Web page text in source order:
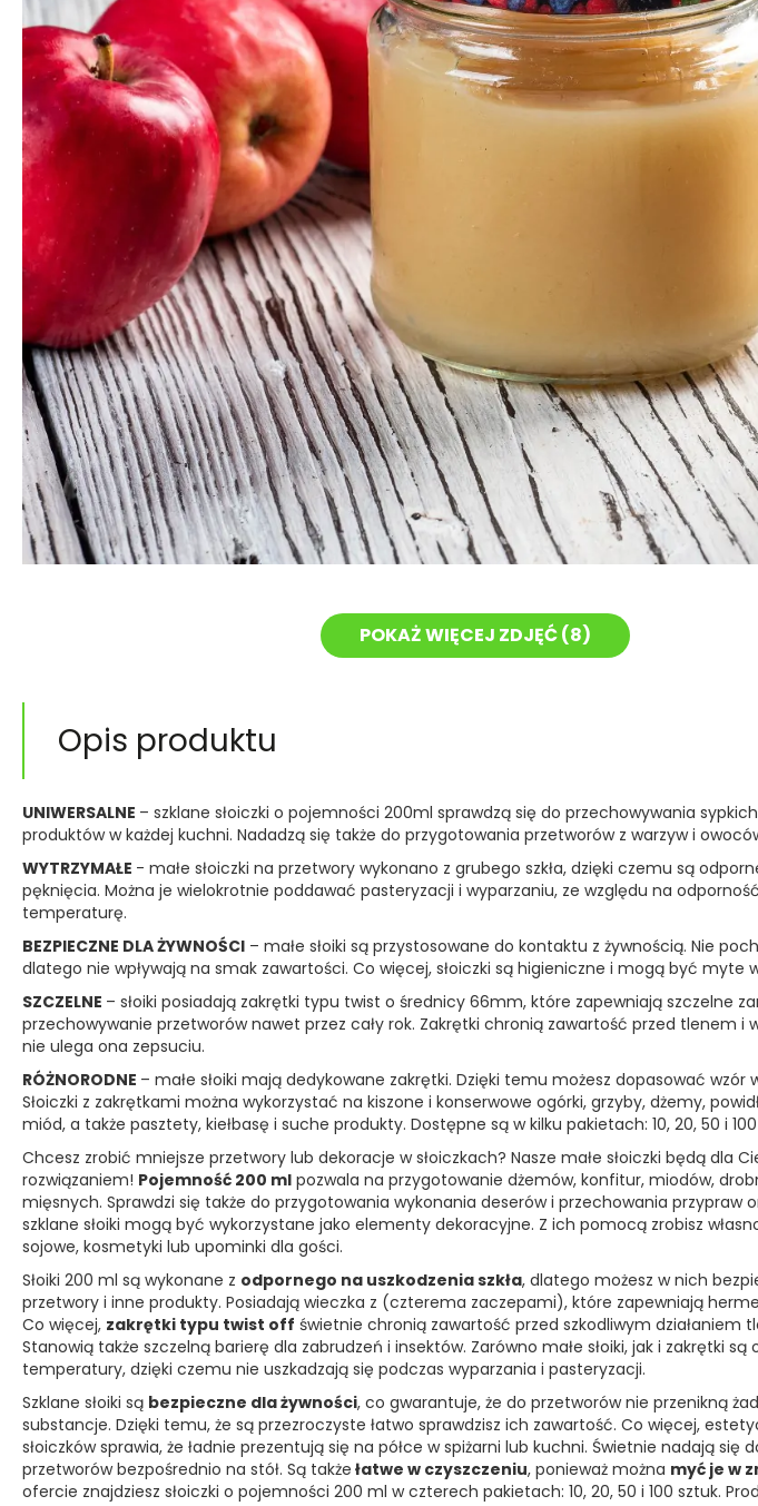
POKAŻ WIĘCEJ ZDJĘĆ (8)
Opis produktu
UNIWERSALNE – szklane słoiczki o pojemności 200ml sprawdzą się do przechowywania
produktów w każdej kuchni. Nadadzą się także do przygotowania przetworów z warzyw i
WYTRZYMAŁE - małe słoiczki na przetwory wykonano z grubego szkła, dzięki czemu są
pęknięcia. Można je wielokrotnie poddawać pasteryzacji i wyparzaniu, ze względu na
temperaturę.
BEZPIECZNE DLA ŻYWNOŚCI – małe słoiki są przystosowane do kontaktu z żywnością. Nie
dlatego nie wpływają na smak zawartości. Co więcej, słoiczki są higieniczne i mogą być myte
SZCZELNE – słoiki posiadają zakrętki typu twist o średnicy 66mm, które zapewniają szczelne
przechowywanie przetworów nawet przez cały rok. Zakrętki chronią zawartość przed tlenem i
nie ulega ona zepsuciu.
RÓŻNORODNE – małe słoiki mają dedykowane zakrętki. Dzięki temu możesz dopasować wzór
Słoiczki z zakrętkami można wykorzystać na kiszone i konserwowe ogórki, grzyby, dżemy,
miód, a także pasztety, kiełbasę i suche produkty. Dostępne są w kilku pakietach: 10, 20, 50 i
Chcesz zrobić mniejsze przetwory lub dekoracje w słoiczkach? Nasze małe słoiczki będą dla
rozwiązaniem! Pojemność 200 ml pozwala na przygotowanie dżemów, konfitur, miodów,
mięsnych. Sprawdzi się także do przygotowania wykonania deserów i przechowania przypraw
szklane słoiki mogą być wykorzystane jako elementy dekoracyjne. Z ich pomocą zrobisz
sojowe, kosmetyki lub upominki dla gości.
Słoiki 200 ml są wykonane z odpornego na uszkodzenia szkła, dlatego możesz w nich
przetwory i inne produkty. Posiadają wieczka z (czterema zaczepami), które zapewniają
Co więcej, zakrętki typu twist off świetnie chronią zawartość przed szkodliwym działaniem
Stanowią także szczelną barierę dla zabrudzeń i insektów. Zarówno małe słoiki, jak i zakrętki są
temperatury, dzięki czemu nie uszkadzają się podczas wyparzania i pasteryzacji.
Szklane słoiki są bezpieczne dla żywności, co gwarantuje, że do przetworów nie przenikną
substancje. Dzięki temu, że są przezroczyste łatwo sprawdzisz ich zawartość. Co więcej,
słoiczków sprawia, że ładnie prezentują się na półce w spiżarni lub kuchni. Świetnie nadają się
przetworów bezpośrednio na stół. Są także łatwe w czyszczeniu, ponieważ można myć je w
ofercie znajdziesz słoiczki o pojemności 200 ml w czterech pakietach: 10, 20, 50 i 100 sztuk.